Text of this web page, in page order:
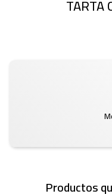
TARTA
Productos